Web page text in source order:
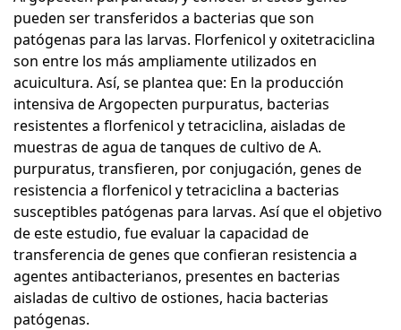
pueden ser transferidos a bacterias que son
patógenas para las larvas. Florfenicol y oxitetraciclina
son entre los más ampliamente utilizados en
acuicultura. Así, se plantea que: En la producción
intensiva de Argopecten purpuratus, bacterias
resistentes a florfenicol y tetraciclina, aisladas de
muestras de agua de tanques de cultivo de A.
purpuratus, transfieren, por conjugación, genes de
resistencia a florfenicol y tetraciclina a bacterias
susceptibles patógenas para larvas. Así que el objetivo
de este estudio, fue evaluar la capacidad de
transferencia de genes que confieran resistencia a
agentes antibacterianos, presentes en bacterias
aisladas de cultivo de ostiones, hacia bacterias
patógenas.